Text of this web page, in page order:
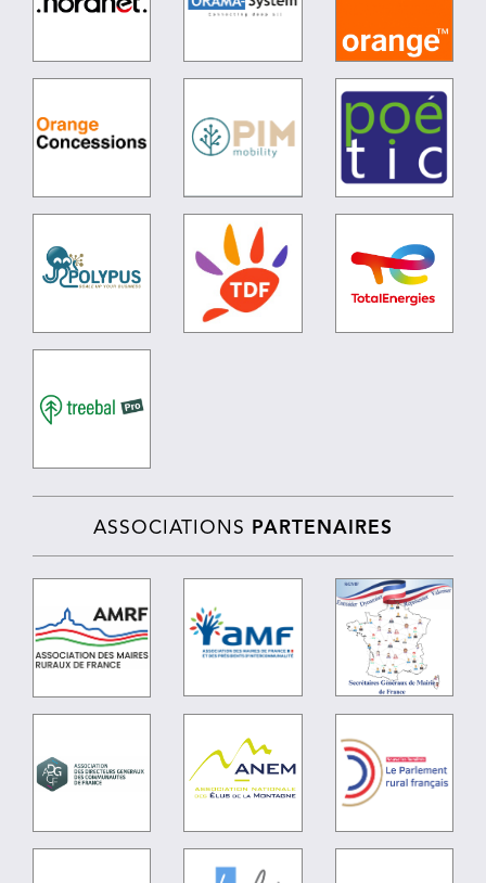
ASSOCIATIONS PARTENAIRES